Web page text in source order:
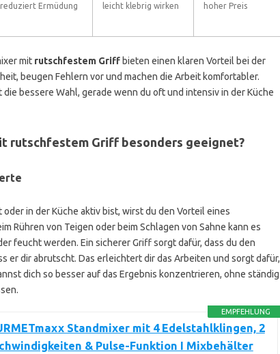
reduziert Ermüdung
leicht klebrig wirken
hoher Preis
mit rutschfestem Griffbieten einen klaren Vorteil bei der
beugen Fehlern vor und machen die Arbeit komfortabler.
bessere Wahl, gerade wenn du oft und intensiv in der Küche
rutschfestem Griff besonders geeignet?
in der Küche aktiv bist, wirst du den Vorteil eines
Rühren von Teigen oder beim Schlagen von Sahne kann es
feucht werden. Ein sicherer Griff sorgt dafür, dass du den
er dir abrutscht. Das erleichtert dir das Arbeiten und sorgt dafür,
dich so besser auf das Ergebnis konzentrieren, ohne ständig
EMPFEHLUNG
Standmixer mit 4 Edelstahlklingen, 2
& Pulse-Funktion I Mixbehälter